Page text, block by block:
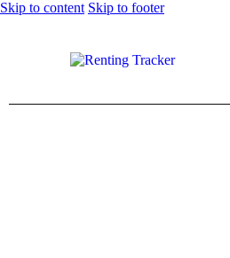
Skip to content Skip to footer